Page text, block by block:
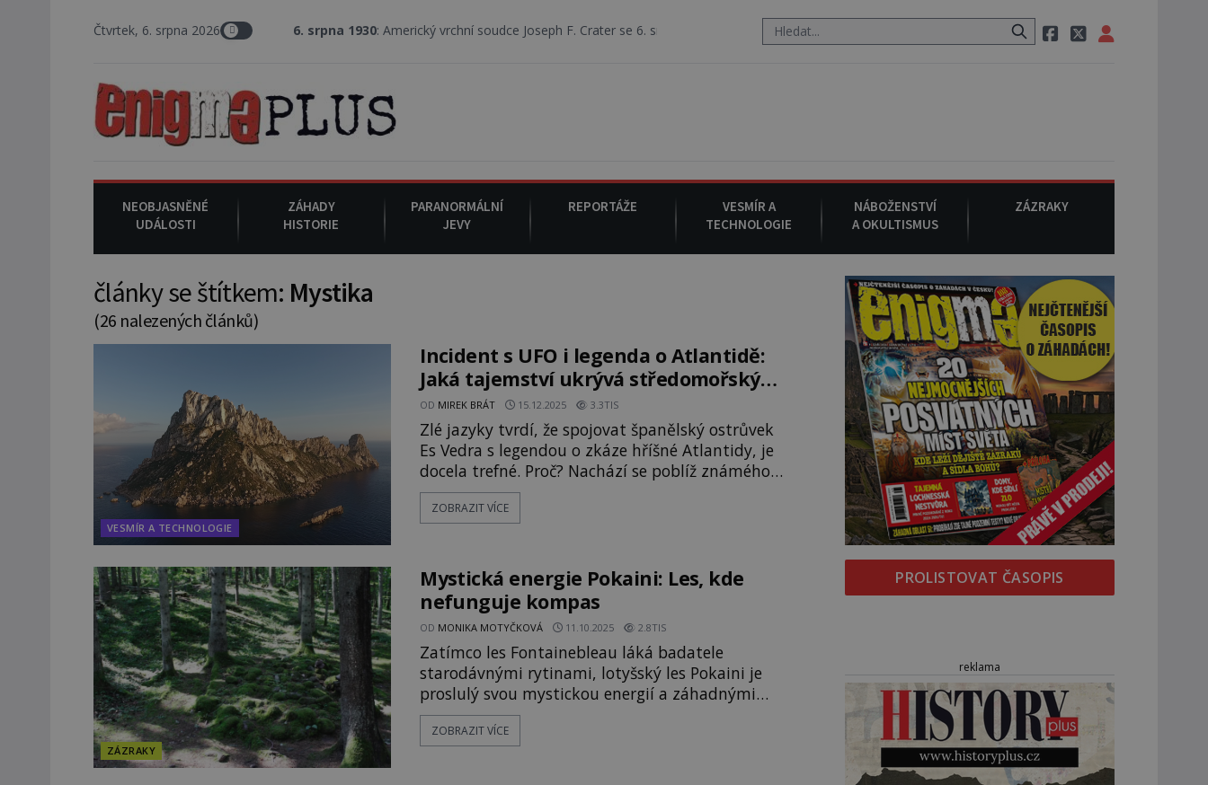
Čtvrtek, 6. srpna 20266. srpna 1930 : Americký vrchní soudce Joseph F. Crater se 6. srpna 1930 navečeří ve své oblíbené restauraci, pak si na ulici zavolá taxi, nasedne do něj a už ho nikdy nikdo
NEOBJASNĚNÉ
UDÁLOSTI
ZÁHADY
HISTORIE
PARANORMÁLNÍ
JEVY
REPORTÁŽE
VESMÍR A
TECHNOLOGIE
NÁBOŽENSTVÍ
A OKULTISMUS
ZÁZRAKY
články se štítkem: Mystika
(26 nalezených článků)
VESMÍR A TECHNOLOGIE
Incident s UFO i legenda o Atlantidě:
Jaká tajemství ukrývá středomořský
ostrůvek?
OD MIREK BRÁT 15.12.2025 3.3TIS
Zlé jazyky tvrdí, že spojovat španělský ostrůvek
Es Vedra s legendou o zkáze hříšné Atlantidy, je
docela trefné. Proč? Nachází se poblíž známého
baleárského ostrova Ibiza, který proslul jako
centrum bujarých prázdninových radovánek
Ostrov Es Vedra je neobydlený.
ZOBRAZIT VÍCE
ZÁZRAKY
Mystická energie Pokaini: Les, kde
nefunguje kompas
OD MONIKA MOTYČKOVÁ 11.10.2025 2.8TIS
Zatímco les Fontainebleau láká badatele
starodávnými rytinami, lotyšský les Pokaini je
proslulý svou mystickou energií a záhadnými
jevy. Místní legendy tvrdí, že dokáže uzdravovat,
ale také strašit a šířit strach. Je možné, že existují
ZOBRAZIT VÍCE
PROLISTOVAT ČASOPIS
reklama